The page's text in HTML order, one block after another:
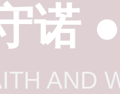
诺 ●
AND